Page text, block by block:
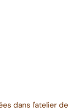
dans l'atelier de